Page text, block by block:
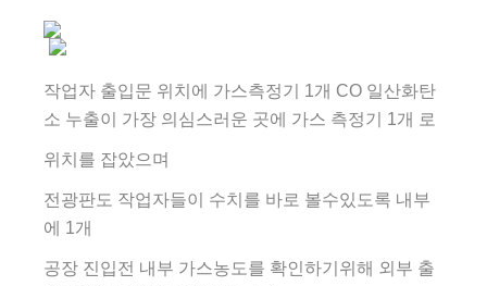
작업자 출입문 위치에 가스측정기 1개 CO 일산화탄
소 누출이 가장 의심스러운 곳에 가스 측정기 1개 로
위치를 잡았으며
전광판도 작업자들이 수치를 바로 볼수있도록 내부
에 1개
공장 진입전 내부 가스농도를 확인하기위해 외부 출